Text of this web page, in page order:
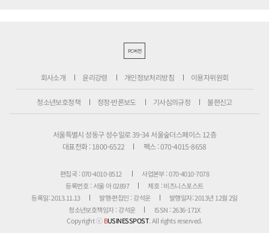
PC버전
회사소개 윤리강령 개인정보처리방침 이용자위원회
청소년보호정책 정정·반론보도 기사심의규정 불편신고
서울특별시 성동구 성수일로 39-34 서울숲더스페이스 12층
대표전화 : 1800-6522
팩스 : 070-4015-8658
편집국 : 070-4010-8512
사업본부 : 070-4010-7078
등록번호 : 서울 아 02897
제호 : 비즈니스포스트
등록일: 2013.11.13
발행·편집인 : 강석운
발행일자: 2013년 12월 2일
청소년보호책임자 : 강석운
ISSN : 2636-171X
Copyright ⓒBUSINESSPOST. All rights reserved.